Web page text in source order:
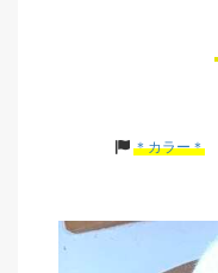
＊カラー＊